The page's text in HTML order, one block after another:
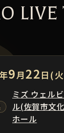
LIVE
9月22日(
ミズ ウェル
ル(佐賀市文
ホール